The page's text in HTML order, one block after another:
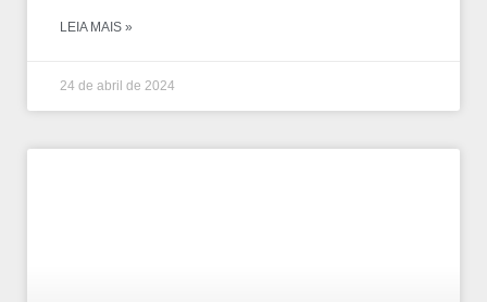
LEIA MAIS »
24 de abril de 2024